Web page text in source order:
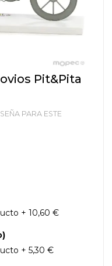
Pit&Pita
PARA ESTE
+ 10,60 €
+ 5,30 €